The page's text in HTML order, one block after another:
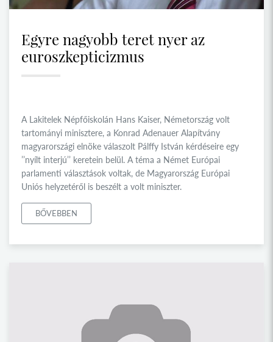
Egyre nagyobb teret nyer az
euroszkepticizmus
A Lakitelek Népfőiskolán Hans Kaiser, Németország volt
tartományi minisztere, a Konrad Adenauer Alapítvány
magyarországi elnöke válaszolt Pálffy István kérdéseire egy
’’nyílt interjú’’ keretein belül. A téma a Német Európai
parlamenti választások voltak, de Magyarország Európai
Uniós helyzetéről is beszélt a volt miniszter.
BŐVEBBEN